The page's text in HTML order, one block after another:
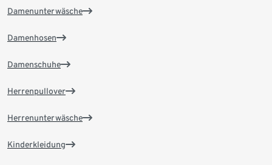
Damenunterwäsche
Damenhosen
Damenschuhe
Herrenpullover
Herrenunterwäsche
Kinderkleidung